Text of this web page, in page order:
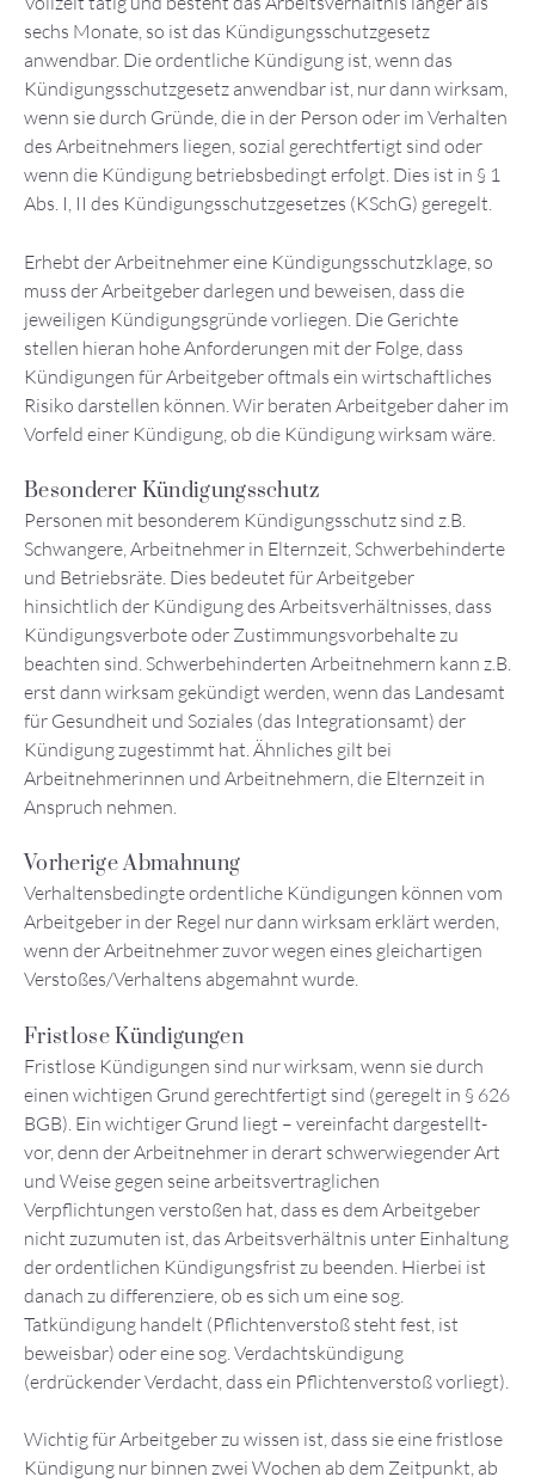
sechs Monate, so ist das Kündigungsschutzgesetz
anwendbar. Die ordentliche Kündigung ist, wenn das
Kündigungsschutzgesetz anwendbar ist, nur dann wirksam,
wenn sie durch Gründe, die in der Person oder im Verhalten
des Arbeitnehmers liegen, sozial gerechtfertigt sind oder
wenn die Kündigung betriebsbedingt erfolgt. Dies ist in § 1
Abs. I, II des Kündigungsschutzgesetzes (KSchG) geregelt.
Erhebt der Arbeitnehmer eine Kündigungsschutzklage, so
muss der Arbeitgeber darlegen und beweisen, dass die
jeweiligen Kündigungsgründe vorliegen. Die Gerichte
stellen hieran hohe Anforderungen mit der Folge, dass
Kündigungen für Arbeitgeber oftmals ein wirtschaftliches
Risiko darstellen können. Wir beraten Arbeitgeber daher im
Vorfeld einer Kündigung, ob die Kündigung wirksam wäre.
Besonderer Kündigungsschutz
Personen mit besonderem Kündigungsschutz sind z.B.
Schwangere, Arbeitnehmer in Elternzeit, Schwerbehinderte
und Betriebsräte. Dies bedeutet für Arbeitgeber
hinsichtlich der Kündigung des Arbeitsverhältnisses, dass
Kündigungsverbote oder Zustimmungsvorbehalte zu
beachten sind. Schwerbehinderten Arbeitnehmern kann z.B.
erst dann wirksam gekündigt werden, wenn das Landesamt
für Gesundheit und Soziales (das Integrationsamt) der
Kündigung zugestimmt hat. Ähnliches gilt bei
Arbeitnehmerinnen und Arbeitnehmern, die Elternzeit in
Anspruch nehmen.
Vorherige Abmahnung
Verhaltensbedingte ordentliche Kündigungen können vom
Arbeitgeber in der Regel nur dann wirksam erklärt werden,
wenn der Arbeitnehmer zuvor wegen eines gleichartigen
Verstoßes/Verhaltens abgemahnt wurde.
Fristlose Kündigungen
Fristlose Kündigungen sind nur wirksam, wenn sie durch
einen wichtigen Grund gerechtfertigt sind (geregelt in § 626
BGB). Ein wichtiger Grund liegt – vereinfacht dargestellt-
vor, denn der Arbeitnehmer in derart schwerwiegender Art
und Weise gegen seine arbeitsvertraglichen
Verpflichtungen verstoßen hat, dass es dem Arbeitgeber
nicht zuzumuten ist, das Arbeitsverhältnis unter Einhaltung
der ordentlichen Kündigungsfrist zu beenden. Hierbei ist
danach zu differenziere, ob es sich um eine sog.
Tatkündigung handelt (Pflichtenverstoß steht fest, ist
beweisbar) oder eine sog. Verdachtskündigung
(erdrückender Verdacht, dass ein Pflichtenverstoß vorliegt).
Wichtig für Arbeitgeber zu wissen ist, dass sie eine fristlose
Kündigung nur binnen zwei Wochen ab dem Zeitpunkt, ab